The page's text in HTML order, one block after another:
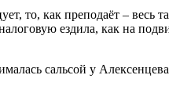
то, как преподаёт – весь
ездила, как на
сальсой у